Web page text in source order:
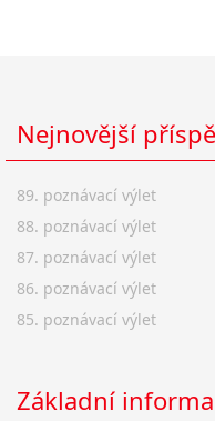
Nejnovější
89. poznávací výlet
88. poznávací výlet
87. poznávací výlet
86. poznávací výlet
85. poznávací výlet
Základní